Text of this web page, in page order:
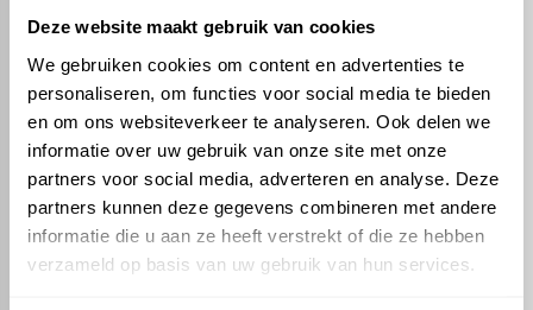
Deze website maakt gebruik van cookies
We gebruiken cookies om content en advertenties te
personaliseren, om functies voor social media te bieden
en om ons websiteverkeer te analyseren. Ook delen we
informatie over uw gebruik van onze site met onze
partners voor social media, adverteren en analyse. Deze
partners kunnen deze gegevens combineren met andere
informatie die u aan ze heeft verstrekt of die ze hebben
verzameld op basis van uw gebruik van hun services.
ASSORTIMENT
Hemelwaterafvoer
Drukleiding
KENNIS EN HULP
Klantenservice
Kennisbank
check_circleDé bouwmarkt van Altena
check_circle Direct uit grote voorraad geleverd met eigen transport
check_circleLevering in NL en BE